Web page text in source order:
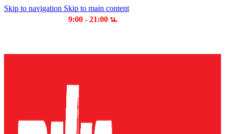
Skip to navigation Skip to main content
9:00 - 21:00 น.